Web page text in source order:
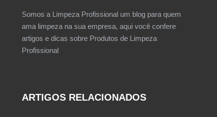
Somos a Limpeza Profissional um blog para quem
ama limpeza na sua empresa, aqui você confere
artigos e dicas sobre Produtos de Limpeza
Profissional
ARTIGOS RELACIONADOS